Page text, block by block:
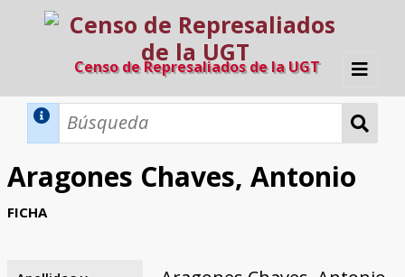
Censo de Represaliados de la UGT
Inicio
Búsqueda Dinámica
Búsqueda Avanzada
Filtros A-Z
Aragones Chaves, Antonio
FICHA